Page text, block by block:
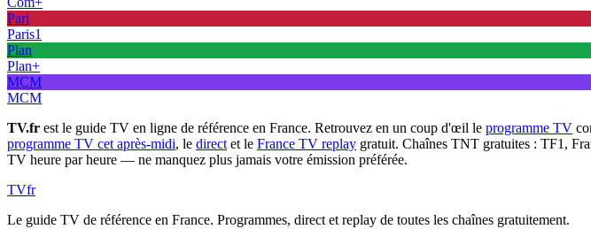
Pari
Paris1
Plan
Plan+
MCM
MCM
TV.fr est le guide TV en ligne de référence en France. Retrouvez en un coup d'œil le programme TV
programme TV cet après-midi, le direct et le France TV replay gratuit. Chaînes TNT gratuites : TF1,
TV heure par heure — ne manquez plus jamais votre émission préférée.
TVfr
Le guide TV de référence en France. Programmes, direct et replay de toutes les chaînes gratuitement.